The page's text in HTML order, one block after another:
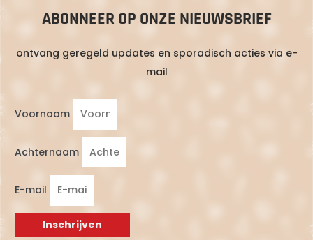
ABONNEER OP ONZE NIEUWSBRIEF
ontvang geregeld updates en sporadisch acties via e-
mail
Voornaam
Achternaam
E-mail
Inschrijven